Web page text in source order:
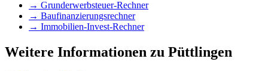
→ Grunderwerbsteuer-Rechner
→ Baufinanzierungsrechner
→ Immobilien-Invest-Rechner
Weitere Informationen zu Püttlingen